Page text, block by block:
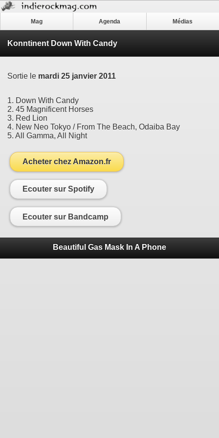
Mag Agenda Médias
Konntinent Down With Candy
Sortie le mardi 25 janvier 2011
1. Down With Candy
2. 45 Magnificent Horses
3. Red Lion
4. New Neo Tokyo / From The Beach, Odaiba Bay
5. All Gamma, All Night
Acheter chez Amazon.fr
Ecouter sur Spotify
Ecouter sur Bandcamp
Beautiful Gas Mask In A Phone